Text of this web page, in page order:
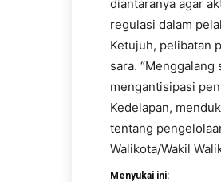
diantaranya agar
regulasi dalam
Ketujuh, pelibatan
sara.
mengantisipasi
Kedelapan,
tentang
Walikota/Wakil
Menyukai ini: